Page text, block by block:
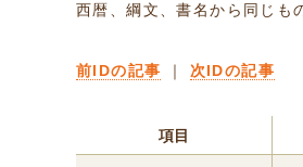
西暦、綱文、書名から同じも
前IDの記事 ｜ 次IDの記事
項目